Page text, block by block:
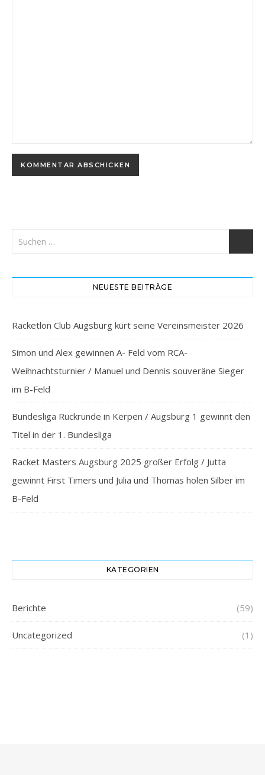
NEUESTE BEITRÄGE
Racketlon Club Augsburg kürt seine Vereinsmeister 2026
Simon und Alex gewinnen A- Feld vom RCA-
Weihnachtsturnier / Manuel und Dennis souveräne Sieger
im B-Feld
Bundesliga Rückrunde in Kerpen / Augsburg 1 gewinnt den
Titel in der 1. Bundesliga
Racket Masters Augsburg 2025 großer Erfolg / Jutta
gewinnt First Timers und Julia und Thomas holen Silber im
B-Feld
KATEGORIEN
Berichte (59)
Uncategorized (1)